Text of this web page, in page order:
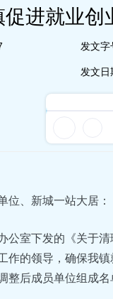
进就业
发文字
发文日
位、新城一站大居：
公室下发的《关于
作的领导，确保我
整后成员单位组成